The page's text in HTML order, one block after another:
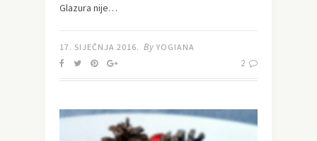
Glazura nije…
17. SIJEČNJA 2016. By YOGIANA
2